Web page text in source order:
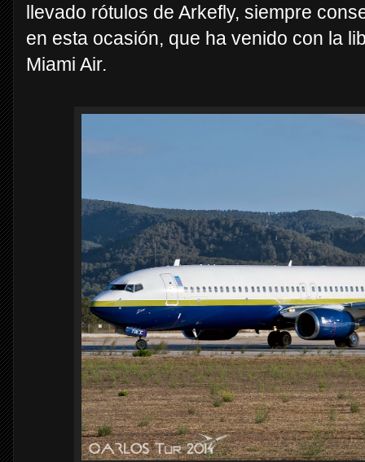
llevado rótulos de Arkefly, siempre
en esta ocasión, que ha venido con la
Miami Air.